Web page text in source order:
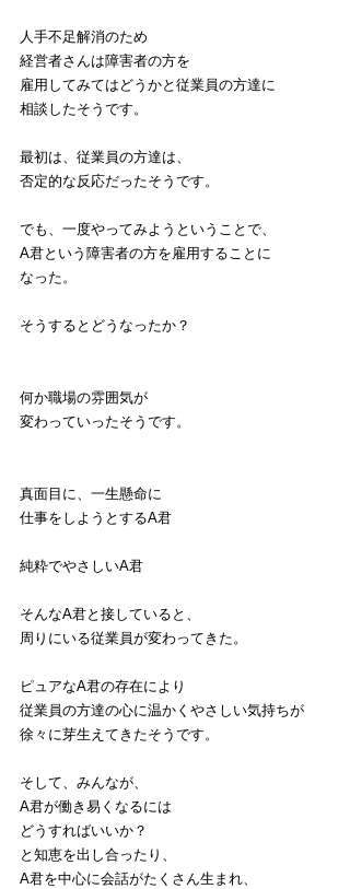
人手不足解消のため
経営者さんは障害者の方を
雇用してみてはどうかと従業員の方達に
相談したそうです。
最初は、従業員の方達は、
否定的な反応だったそうです。
でも、一度やってみようということで、
A君という障害者の方を雇用することに
なった。
そうするとどうなったか？
何か職場の雰囲気が
変わっていったそうです。
真面目に、一生懸命に
仕事をしようとするA君
純粋でやさしいA君
そんなA君と接していると、
周りにいる従業員が変わってきた。
ピュアなA君の存在により
従業員の方達の心に温かくやさしい気持ちが
徐々に芽生えてきたそうです。
そして、みんなが、
A君が働き易くなるには
どうすればいいか？
と知恵を出し合ったり、
A君を中心に会話がたくさん生まれ、